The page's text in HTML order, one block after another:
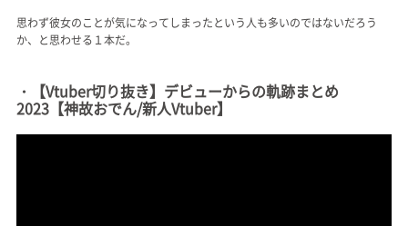
思わず彼女のことが気になってしまったという人も多いのではないだろう
か、と思わせる１本だ。
・【Vtuber切り抜き】デビューからの軌跡まとめ
2023【神故おでん/新人Vtuber】